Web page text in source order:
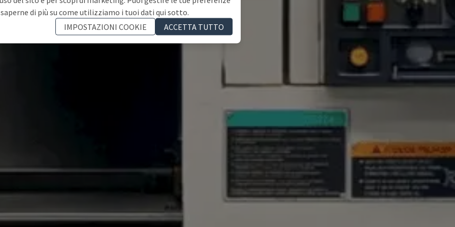
di più su come utilizziamo i tuoi dati qui sotto.
IMPOSTAZIONI COOKIE
ACCETTA TUTTO